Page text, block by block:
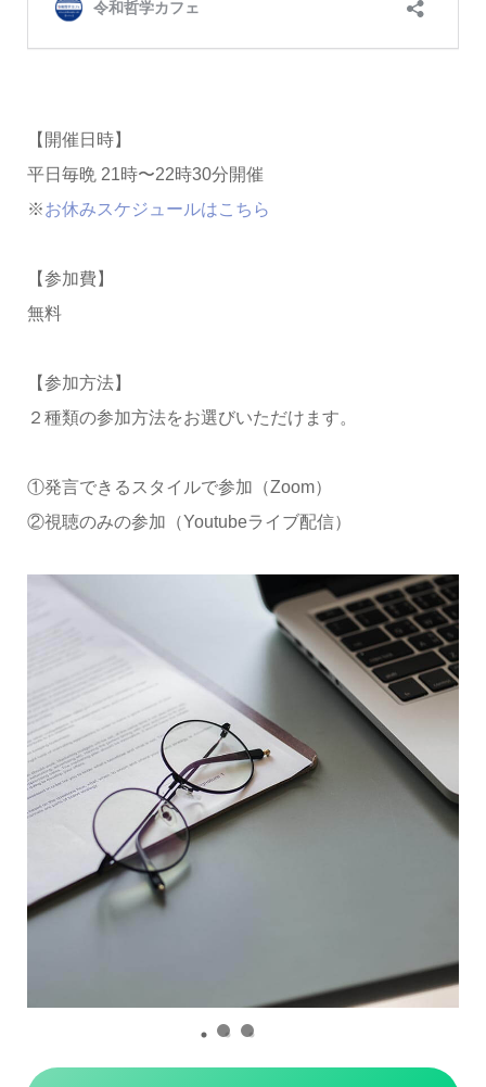
【開催日時】
平日毎晩 21時〜22時30分開催
※お休みスケジュールはこちら
【参加費】
無料
【参加方法】
２種類の参加方法をお選びいただけます。
①発言できるスタイルで参加（Zoom）
②視聴のみの参加（Youtubeライブ配信）